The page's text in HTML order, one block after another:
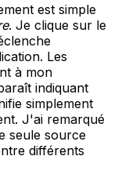
est simple
. Je clique sur le
Les
à mon
indiquant
simplement
J'ai remarqué
seule source
différents